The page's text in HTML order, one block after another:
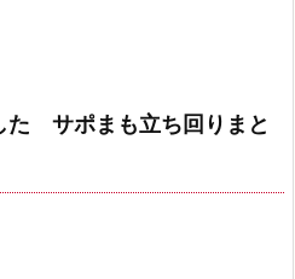
た サポまも立ち回りまと